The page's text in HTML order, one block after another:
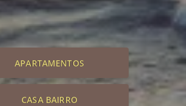
APARTAMENTOS
CASA BAIRRO